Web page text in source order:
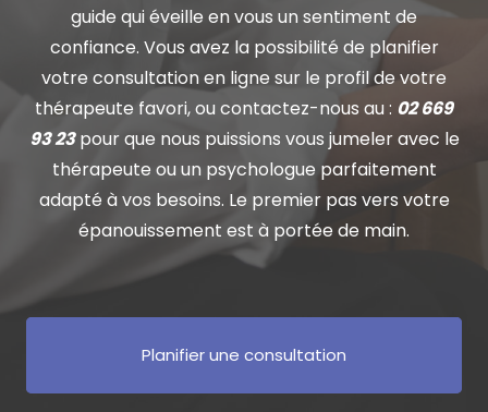
guide qui éveille en vous un sentiment de
confiance. Vous avez la possibilité de planifier
votre consultation en ligne sur le profil de votre
thérapeute favori, ou contactez-nous au : 02 669
93 23pour que nous puissions vous jumeler avec le
thérapeute ou un psychologue parfaitement
adapté à vos besoins. Le premier pas vers votre
épanouissement est à portée de main.
Planifier une consultation